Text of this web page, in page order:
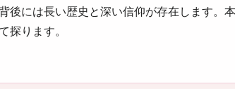
後には長い歴史と深い信仰が存在します。
ります。